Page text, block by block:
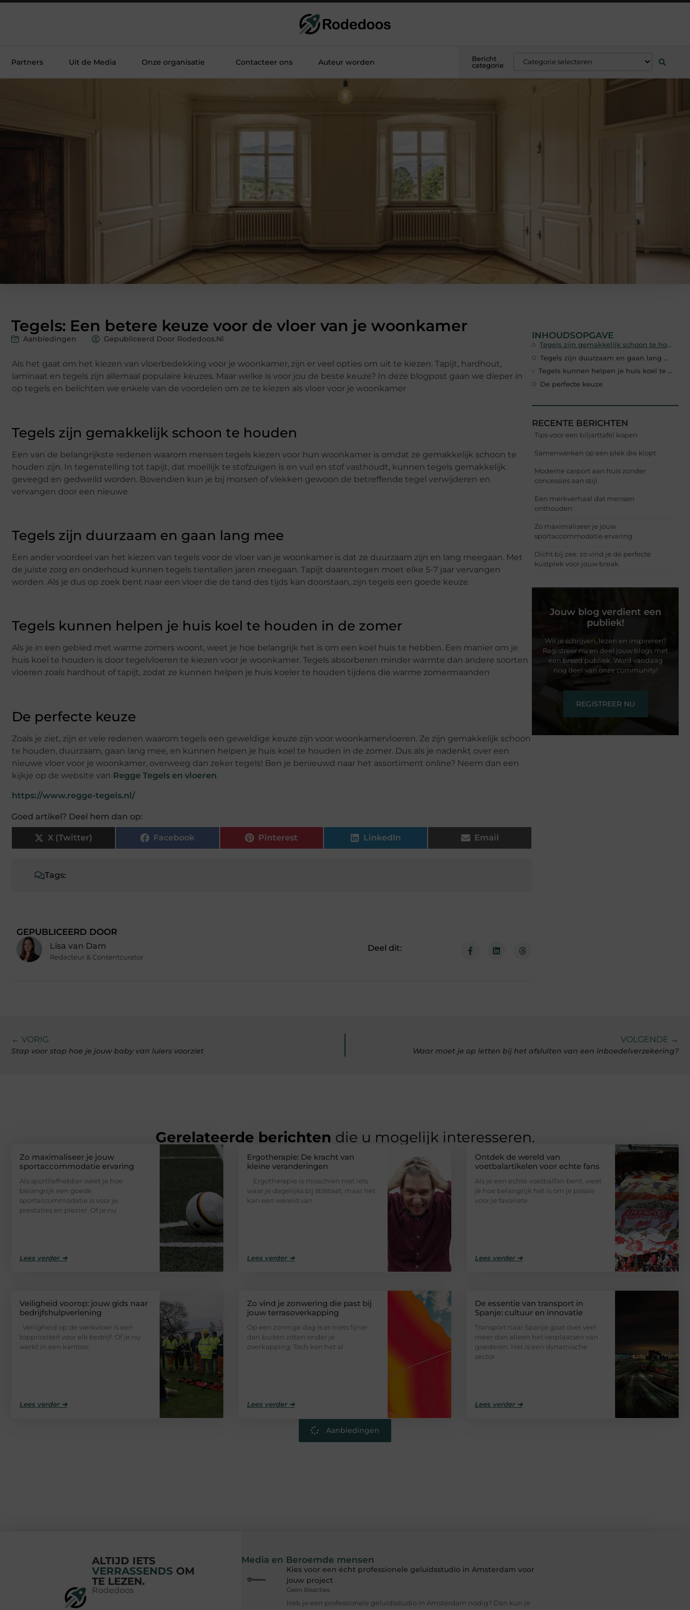
Partners Uit de Media Onze organisatie Contacteer ons Auteur worden
Bericht
categorie
Tegels: Een betere keuze voor de vloer van je woonkamer
Aanbiedingen Gepubliceerd Door Rodedoos.nl
Als het gaat om het kiezen van vloerbedekking voor je woonkamer, zijn er veel opties om uit te kiezen. Tapijt, hardhout,
laminaat en tegels zijn allemaal populaire keuzes. Maar welke is voor jou de beste keuze? In deze blogpost gaan we dieper in
op tegels en belichten we enkele van de voordelen om ze te kiezen als vloer voor je woonkamer
Tegels zijn gemakkelijk schoon te houden
Een van de belangrijkste redenen waarom mensen tegels kiezen voor hun woonkamer is omdat ze gemakkelijk schoon te
houden zijn. In tegenstelling tot tapijt, dat moeilijk te stofzuigen is en vuil en stof vasthoudt, kunnen tegels gemakkelijk
geveegd en gedweild worden. Bovendien kun je bij morsen of vlekken gewoon de betreffende tegel verwijderen en
vervangen door een nieuwe
Tegels zijn duurzaam en gaan lang mee
Een ander voordeel van het kiezen van tegels voor de vloer van je woonkamer is dat ze duurzaam zijn en lang meegaan. Met
de juiste zorg en onderhoud kunnen tegels tientallen jaren meegaan. Tapijt daarentegen moet elke 5-7 jaar vervangen
worden. Als je dus op zoek bent naar een vloer die de tand des tijds kan doorstaan, zijn tegels een goede keuze
Tegels kunnen helpen je huis koel te houden in de zomer
Als je in een gebied met warme zomers woont, weet je hoe belangrijk het is om een koel huis te hebben. Een manier om je
huis koel te houden is door tegelvloeren te kiezen voor je woonkamer. Tegels absorberen minder warmte dan andere soorten
vloeren zoals hardhout of tapijt, zodat ze kunnen helpen je huis koeler te houden tijdens die warme zomermaanden
De perfecte keuze
Zoals je ziet, zijn er vele redenen waarom tegels een geweldige keuze zijn voor woonkamervloeren. Ze zijn gemakkelijk schoon
te houden, duurzaam, gaan lang mee, en kunnen helpen je huis koel te houden in de zomer. Dus als je nadenkt over een
nieuwe vloer voor je woonkamer, overweeg dan zeker tegels! Ben je benieuwd naar het assortiment online? Neem dan een
kijkje op de website van Regge Tegels en vloeren.
https://www.regge-tegels.nl/
Goed artikel? Deel hem dan op:
X (Twitter) Facebook Pinterest LinkedIn Email
Tags:
GEPUBLICEERD DOOR
Lisa van Dam
Redacteur & Contentcurator
Deel dit:
INHOUDSOPGAVE
Tegels zijn gemakkelijk schoon te houden
Tegels zijn duurzaam en gaan lang mee
Tegels kunnen helpen je huis koel te houden in de zomer
De perfecte keuze
RECENTE BERICHTEN
Tips voor een biljarttafel kopen
Samenwerken op een plek die klopt
Moderne carport aan huis zonder
concessies aan stijl
Een merkverhaal dat mensen
onthouden
Zo maximaliseer je jouw
sportaccommodatie ervaring
Dicht bij zee: zo vind je de perfecte
kustplek voor jouw break
Jouw blog verdient een
publiek!
Wil je schrijven, lezen en inspireren?
Registreer nu en deel jouw blogs met
een breed publiek. Word vandaag
nog deel van onze community!
REGISTREER NU
← VORIG
Stap voor stap hoe je jouw baby van luiers voorziet
VOLGENDE →
Waar moet je op letten bij het afsluiten van een inboedelverzekering?
Gerelateerde berichten die u mogelijk interesseren.
Zo maximaliseer je jouw
sportaccommodatie ervaring
Als sportliefhebber weet je hoe
belangrijk een goede
sportaccommodatie is voor je
prestaties en plezier. Of je nu
Lees verder ➜
Ergotherapie: De kracht van
kleine veranderingen
Ergotherapie is misschien niet iets
waar je dagelijks bij stilstaat, maar het
kan een wereld van
Lees verder ➜
Ontdek de wereld van
voetbalartikelen voor echte fans
Als je een echte voetbalfan bent, weet
je hoe belangrijk het is om je passie
voor je favoriete
Lees verder ➜
Veiligheid voorop: jouw gids naar
bedrijfshulpverlening
Veiligheid op de werkvloer is een
topprioriteit voor elk bedrijf. Of je nu
werkt in een kantoor,
Lees verder ➜
Zo vind je zonwering die past bij
jouw terrasoverkapping
Op een zonnige dag is er niets fijner
dan buiten zitten onder je
overkapping. Toch kan het al
Lees verder ➜
De essentie van transport in
Spanje: cultuur en innovatie
Transport naar Spanje gaat over veel
meer dan alleen het verplaatsen van
goederen. Het is een dynamische
sector
Lees verder ➜
Aanbiedingen
ALTIJD IETS
VERRASSENDS OM
TE LEZEN.
Rodedoos
Media en Beroemde mensen
Kies voor een écht professionele geluidsstudio in Amsterdam voor
jouw project
Geen Reacties
Heb je een professionele geluidsstudio in Amsterdam nodig? Dan kun je